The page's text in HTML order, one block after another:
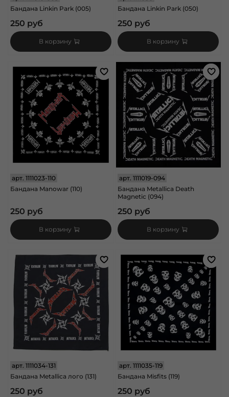
Бандана Linkin Park (005)
250 руб
В корзину
Бандана Linkin Park (050)
250 руб
В корзину
арт. 1111023-110
Бандана Manowar (110)
250 руб
В корзину
арт.1111019-094
Бандана Metallica Death
Magnetic (094)
250 руб
В корзину
арт. 1111034-131
Бандана Metallica лого (131)
250 руб
арт.1111035-119
Бандана Misfits (119)
250 руб